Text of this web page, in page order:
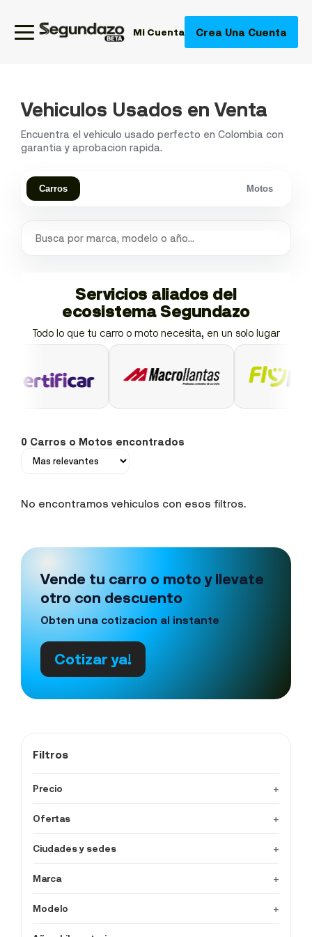
Mi Cuenta Crea Una Cuenta
Vehiculos Usados en Venta
Encuentra el vehiculo usado perfecto en Colombia con
garantia y aprobacion rapida.
Carros Motos
Servicios aliados del
ecosistema Segundazo
Todo lo que tu carro o moto necesita, en un solo lugar
Filtros
Precio +
Ofertas +
Ciudades y sedes +
Marca +
Modelo +
0 Carros o Motos encontrados
No encontramos vehiculos con esos filtros.
Vende tu carro o moto y llevate
otro con descuento
Obten una cotizacion al instante
Cotizar ya!